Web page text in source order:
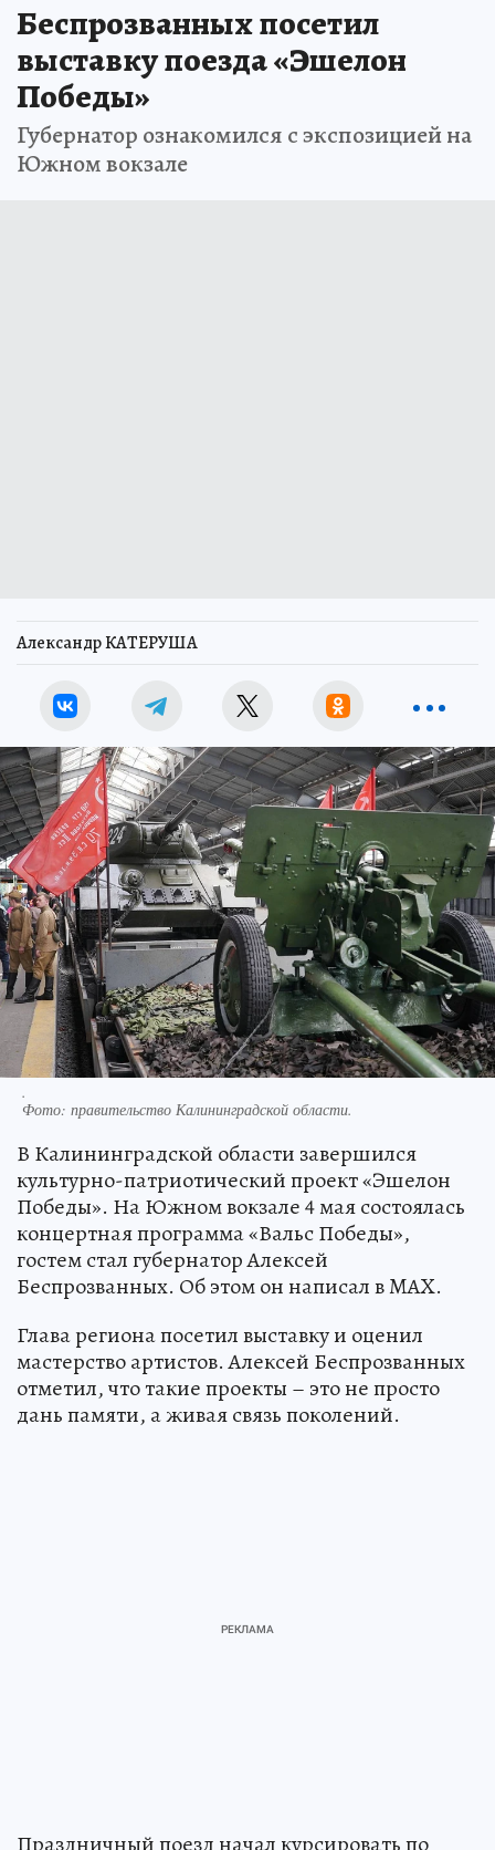
Беспрозванных посетил
выставку поезда «Эшелон
Победы»
Губернатор ознакомился с экспозицией на
Южном вокзале
Александр КАТЕРУША
.
Фото: правительство Калининградской области.
В Калининградской области завершился
культурно-патриотический проект «Эшелон
Победы». На Южном вокзале 4 мая состоялась
концертная программа «Вальс Победы»,
гостем стал губернатор Алексей
Беспрозванных. Об этом он написал в MAX.
Глава региона посетил выставку и оценил
мастерство артистов. Алексей Беспрозванных
отметил, что такие проекты – это не просто
дань памяти, а живая связь поколений.
Праздничный поезд начал курсировать по